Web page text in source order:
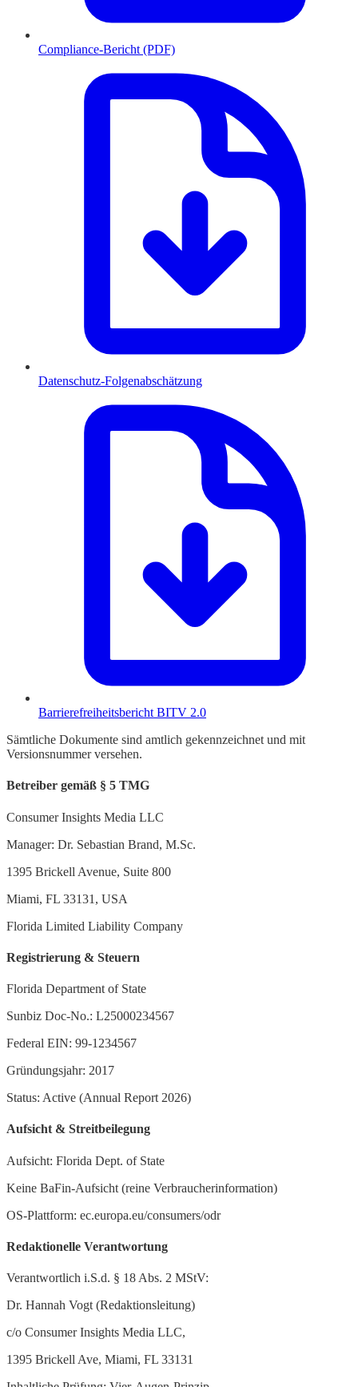
Compliance-Bericht (PDF)
Datenschutz-Folgenabschätzung
Barrierefreiheitsbericht BITV 2.0
Sämtliche Dokumente sind amtlich gekennzeichnet und mit
Versionsnummer versehen.
Betreiber gemäß § 5 TMG
Consumer Insights Media LLC
Manager: Dr. Sebastian Brand, M.Sc.
1395 Brickell Avenue, Suite 800
Miami, FL 33131, USA
Florida Limited Liability Company
Registrierung & Steuern
Florida Department of State
Sunbiz Doc-No.: L25000234567
Federal EIN: 99-1234567
Gründungsjahr: 2017
Status: Active (Annual Report 2026)
Aufsicht & Streitbeilegung
Aufsicht: Florida Dept. of State
Keine BaFin-Aufsicht (reine Verbraucherinformation)
OS-Plattform: ec.europa.eu/consumers/odr
Redaktionelle Verantwortung
Verantwortlich i.S.d. § 18 Abs. 2 MStV:
Dr. Hannah Vogt (Redaktionsleitung)
c/o Consumer Insights Media LLC,
1395 Brickell Ave, Miami, FL 33131